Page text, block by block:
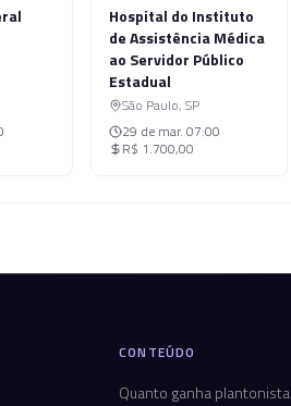
Hospital do Instituto
de Assistência Médica
ao Servidor Público
Estadual
São Paulo, SP
29 de mar. 07:00
R$ 1.700,00
CONTEÚDO
Quanto ganha plantonista